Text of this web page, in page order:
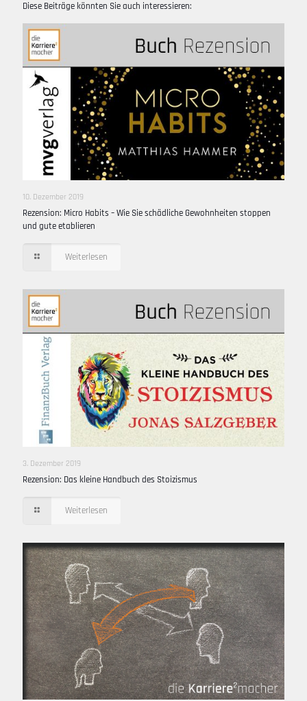
Diese Beiträge könnten Sie auch interessieren:
10. Dezember 2019
Rezension: Micro Habits – Wie Sie schädliche Gewohnheiten stoppen
und gute etablieren
Weiterlesen
3. Dezember 2019
Rezension: Das kleine Handbuch des Stoizismus
Weiterlesen